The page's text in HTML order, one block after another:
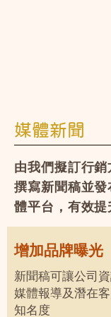
媒體新聞
由我們擬訂行
撰寫新聞稿並
體平台，有效提
增加品牌曝光
新聞稿可讓公司
媒體報導及潛在
知名度